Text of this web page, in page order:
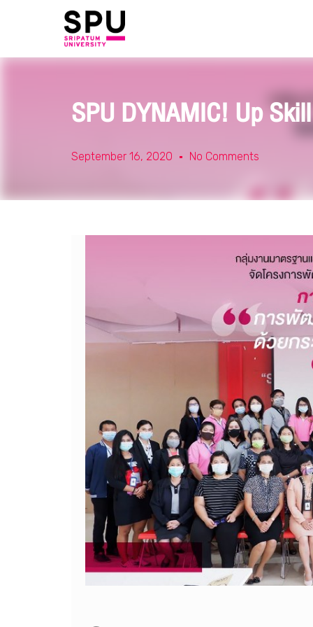
SPU DYNAMIC! Up
September 16, 2020 No Comments